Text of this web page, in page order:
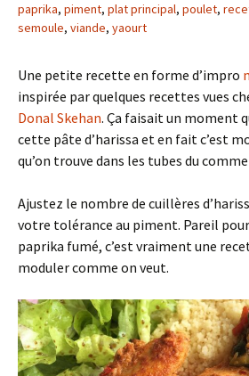
paprika, piment, plat principal, poulet,
semoule, viande, yaourt
Une petite recette en forme d’impro
inspirée par quelques recettes vues
Donal Skehan. Ça faisait un moment
cette pâte d’harissa et en fait c’est
qu’on trouve dans les tubes du
Ajustez le nombre de cuillères
votre tolérance au piment. Pareil
paprika fumé, c’est vraiment une
moduler comme on veut.